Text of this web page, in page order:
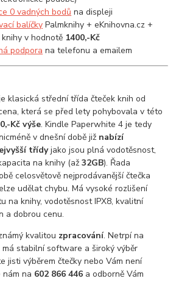
0 vadných bodů na displeji
balíčky Palmknihy + eKnihovna.cz +
v hodnotě 1400,-Kč
podpora na telefonu a emailem
klasická střední třída čteček knih od
která se před lety pohybovala v této
Kč výše. Kindle Paperwhite 4 je tedy
v dnešní době již nabízí
třídyjako jsou plná vodotěsnost,
na knihy (až32GB). Řada
celosvětově nejprodávanější čtečka
udělat chybu. Má vysoké rozlišení
na knihy, vodotěsnost IPX8, kvalitní
a dobrou cenu.
kvalitou zpracování. Netrpí na
má stabilní software a široký výběr
jisti výběrem čtečky nebo Vám není
na 602 866 446 a odborně Vám